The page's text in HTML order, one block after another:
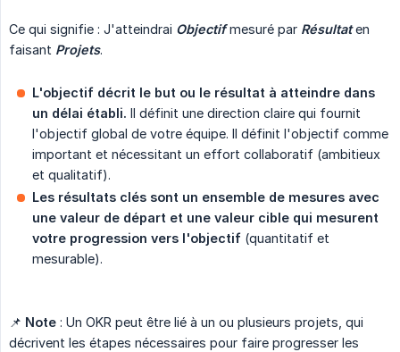
Ce qui signifie : J'atteindrai Objectifmesuré par Résultaten
faisant Projets.
L'objectif décrit le but ou le résultat à atteindre dans
un délai établi. Il définit une direction claire qui fournit
l'objectif global de votre équipe. Il définit l'objectif comme
important et nécessitant un effort collaboratif (ambitieux
et qualitatif).
Les résultats clés sont un ensemble de mesures avec
une valeur de départ et une valeur cible qui mesurent
votre progression vers l'objectif (quantitatif et
mesurable).
📌 Note : Un OKR peut être lié à un ou plusieurs projets, qui
décrivent les étapes nécessaires pour faire progresser les